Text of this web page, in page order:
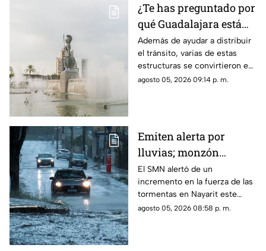
¿Te has preguntado por
qué Guadalajara está
llena de glorietas? Esta
es la razón
Además de ayudar a distribuir
el tránsito, varias de estas
estructuras se convirtieron en
símbolos de la ciudad y puntos
agosto 05, 2026 09:14 p. m.
Emiten alerta por
lluvias; monzón
mexicano intensificará
las tormentas en
Nayarit
El SMN alertó de un
incremento en la fuerza de las
tormentas en Nayarit este
jueves 6 de agosto
agosto 05, 2026 08:58 p. m.